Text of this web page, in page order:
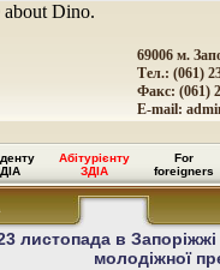
about Dino.
69006 м.
Тел.: (061)
Факс: (061)
E-mail:
Абітурієнту
ЗДІА
For
foreigners
листопада в
молодіжної